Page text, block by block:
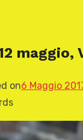
on6 Maggio